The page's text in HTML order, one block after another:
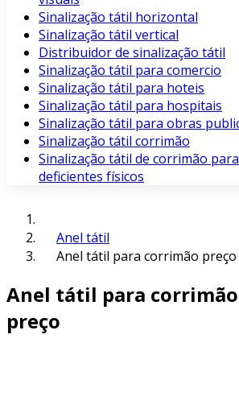
Sinalização tátil horizontal
Sinalização tátil vertical
Distribuidor de sinalização tátil
Sinalização tátil para comercio
Sinalização tátil para hoteis
Sinalização tátil para hospitais
Sinalização tátil para obras
Sinalização tátil corrimão
Sinalização tátil de corrimão para
deficientes físicos
Anel tátil
Anel tátil para corrimão preço
Anel tátil para corrimão
preço